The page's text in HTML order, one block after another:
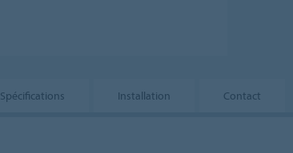
Spécifications Installation Contact